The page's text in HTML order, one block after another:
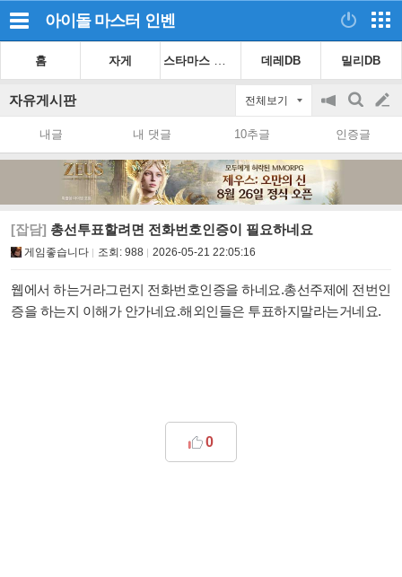
아이돌 마스터 인벤
홈 자게 데레DB 밀리DB
자유게시판 전체보기
공
on/off
검
색
글
쓰
내글 내 댓글 10추글 인증글
[잡담] 총선투표할려면 전화번호인증이 필요하네요
게임좋습니다 조회: 988 2026-05-21 22:05:16
웹에서 하는거라그런지 전화번호인증을 하네요.총선주제에 전번인
증을 하는지 이해가 안가네요.해외인들은 투표하지말라는거네요.
0